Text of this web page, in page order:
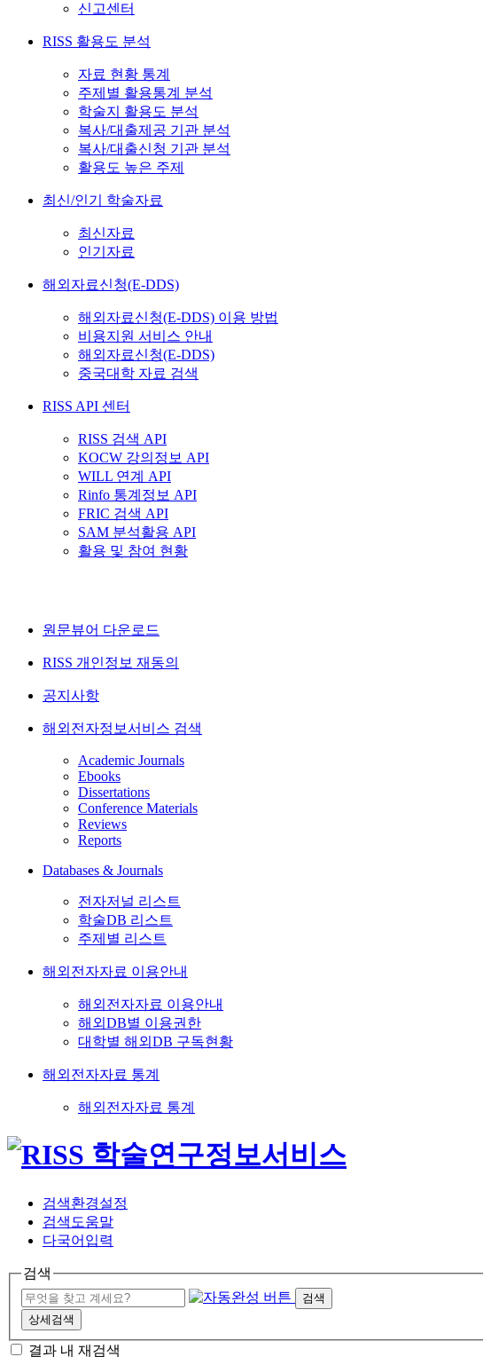
신고센터
RISS 활용도 분석
자료 현황 통계
주제별 활용통계 분석
학술지 활용도 분석
복사/대출제공 기관 분석
복사/대출신청 기관 분석
활용도 높은 주제
최신/인기 학술자료
최신자료
인기자료
해외자료신청(E-DDS)
해외자료신청(E-DDS) 이용 방법
비용지원 서비스 안내
해외자료신청(E-DDS)
중국대학 자료 검색
RISS API 센터
RISS 검색 API
KOCW 강의정보 API
WILL 연계 API
Rinfo 통계정보 API
FRIC 검색 API
SAM 분석활용 API
활용 및 참여 현황
원문뷰어 다운로드
RISS 개인정보 재동의
공지사항
해외전자정보서비스 검색
Academic Journals
Ebooks
Dissertations
Conference Materials
Reviews
Reports
Databases & Journals
전자저널 리스트
학술DB 리스트
주제별 리스트
해외전자자료 이용안내
해외전자자료 이용안내
해외DB별 이용권한
대학별 해외DB 구독현황
해외전자자료 통계
해외전자자료 통계
검색환경설정
검색도움말
다국어입력
검색
검색
상세검색
결과 내 재검색